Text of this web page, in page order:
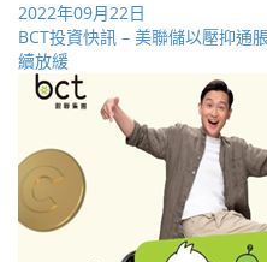
2022年09月22日
BCT投資快訊 – 美聯儲以壓抑通
續放緩